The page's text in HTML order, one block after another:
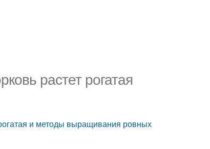
растет рогатая
и методы выращивания ровных